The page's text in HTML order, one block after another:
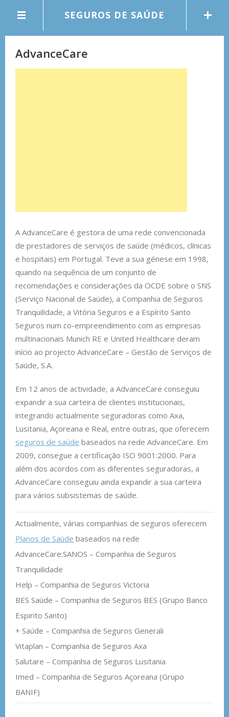
SEGUROS DE SAÚDE
AdvanceCare
A AdvanceCare é gestora de uma rede convencionada
de prestadores de serviços de saúde (médicos, clínicas
e hospitais) em Portugal. Teve a sua génese em 1998,
quando na sequência de um conjunto de
recomendações e considerações da OCDE sobre o SNS
(Serviço Nacional de Saúde), a Companhia de Seguros
Tranquilidade, a Vitória Seguros e a Espírito Santo
Seguros num co-empreendimento com as empresas
multinacionais Munich RE e United Healthcare deram
início ao projecto AdvanceCare – Gestão de Serviços de
Saúde, S.A.
Em 12 anos de actividade, a AdvanceCare conseguiu
expandir a sua carteira de clientes institucionais,
integrando actualmente seguradoras como Axa,
Lusitania, Açoreana e Real, entre outras, que oferecem
seguros de saúde baseados na rede AdvanceCare. Em
2009, consegue a certificação ISO 9001:2000. Para
além dos acordos com as diferentes seguradoras, a
AdvanceCare conseguiu ainda expandir a sua carteira
para vários subsistemas de saúde.
Actualmente, várias companhias de seguros oferecem
Planos de Saúde baseados na rede
AdvanceCare:SANOS – Companhia de Seguros
Tranquilidade
Help – Companhia de Seguros Victoria
BES Saúde – Companhia de Seguros BES (Grupo Banco
Espirito Santo)
+ Saúde – Companhia de Seguros Generali
Vitaplan – Companhia de Seguros Axa
Salutare – Companhia de Seguros Lusitania
Imed – Companhia de Seguros Açoreana (Grupo
BANIF)